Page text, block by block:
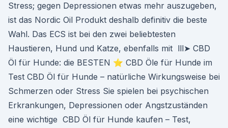
Stress; gegen Depressionen etwas mehr auszugeben,
ist das Nordic Oil Produkt deshalb definitiv die beste
Wahl. Das ECS ist bei den zwei beliebtesten
Haustieren, Hund und Katze, ebenfalls mit lll➤ CBD
Öl für Hunde: die BESTEN ⭐ CBD Öle für Hunde im
Test CBD Öl für Hunde – natürliche Wirkungsweise bei
Schmerzen oder Stress Sie spielen bei psychischen
Erkrankungen, Depressionen oder Angstzuständen
eine wichtige CBD Öl für Hunde kaufen – Test,